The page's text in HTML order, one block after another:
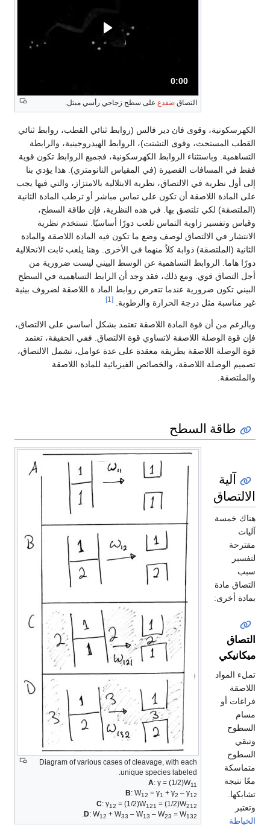
المدة: .
0:00
التصاق ضفدع على سطح زجاجي رأسي مبتل.
الكهرسكونية، وقوى فان دير فالس (روابط ثنائي القطب، روابط ثنائي
القطب المستحث، وقوى التشتت)، الروابط الهيدروجينية، والرابطة
التساهمية. وباستثناء الروابط الكهرسكونية، فجميع الروابط تكون قوية
فقط في المسافات القصيرة (في المقياس النانومتري). هذا يؤدي بنا
إلى أول نظرية في الالتصاق، نظرية الابتلالية بالامتزاز، والتي فيها يجب
على المادة اللاصقة أن تكون على تماس مباشر أو ترطب المادة الثانية
(الملتصقة) لكي تلتصق بها. في هذه النظرية، فإن طاقة السطح،
وقياس وتفسير زاوية التماس تلعب دورًا أساسيًا. تستخدم نظرية
الانتشار في الالتصاق لوصف وضع ما تكون فيه المادة اللاصقة والمادة
الثانية (الملتصقة) ذوابة كلاً منهما في الأخرى. وهنا يلعب ثابت الانحلالية
دورًا هاما. الروابط التساهمية عن الوسط البيني ليست ضرورية من
أجل التصاق قوي. ومع ذلك، فقد وجد أن الرابط التساهمية في السطح
البيني تكون ضرورية عندما تتعرض روابط الماد ة اللاصقة لضروف بيئية
غير مناسبة مثل درجة الحرارة والرطوبة. [1]
وبالرغم من أن قوة المادة اللاصقة تعتمد بشكل أساسي على الالتصاق،
فإن قوة الوصلة اللاصقة لاتساوي قوة الالتصاق. ففي الحقيقة، تعتمد
قوة الوصلة اللاصقة بطريقة معقدة على عدة عوامل، تشمل الالتصاق،
تصميم الوصلة اللاصقة، والخصائص الفيزيائية للمادة اللاصقة
والملتصقة.
طاقة السطح
Diagram of various cases of cleavage, with each
unique species labeled.
A: γ = (1/2)W11
B: W12 = γ1 + γ2 – γ12
C: γ12 = (1/2)W121 = (1/2)W212
D: W12 + W33 – W13 – W23 = W132
.
آلية
الالتصاق
هناك خمسة
آليات
مقترحة
لتفسير
سبب
التصاق مادة
بمادة أخرى:
التصاق
ميكانيكي
تملء المواد
اللاصقة
فراغات أو
مسام
السطوح
وتبقي
السطوح
متماسكة
معًا نتيجة
تشابكها.
وتعتبر
الخياطة